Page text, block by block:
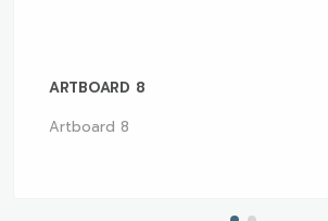
ARTBOARD 8
Artboard 8